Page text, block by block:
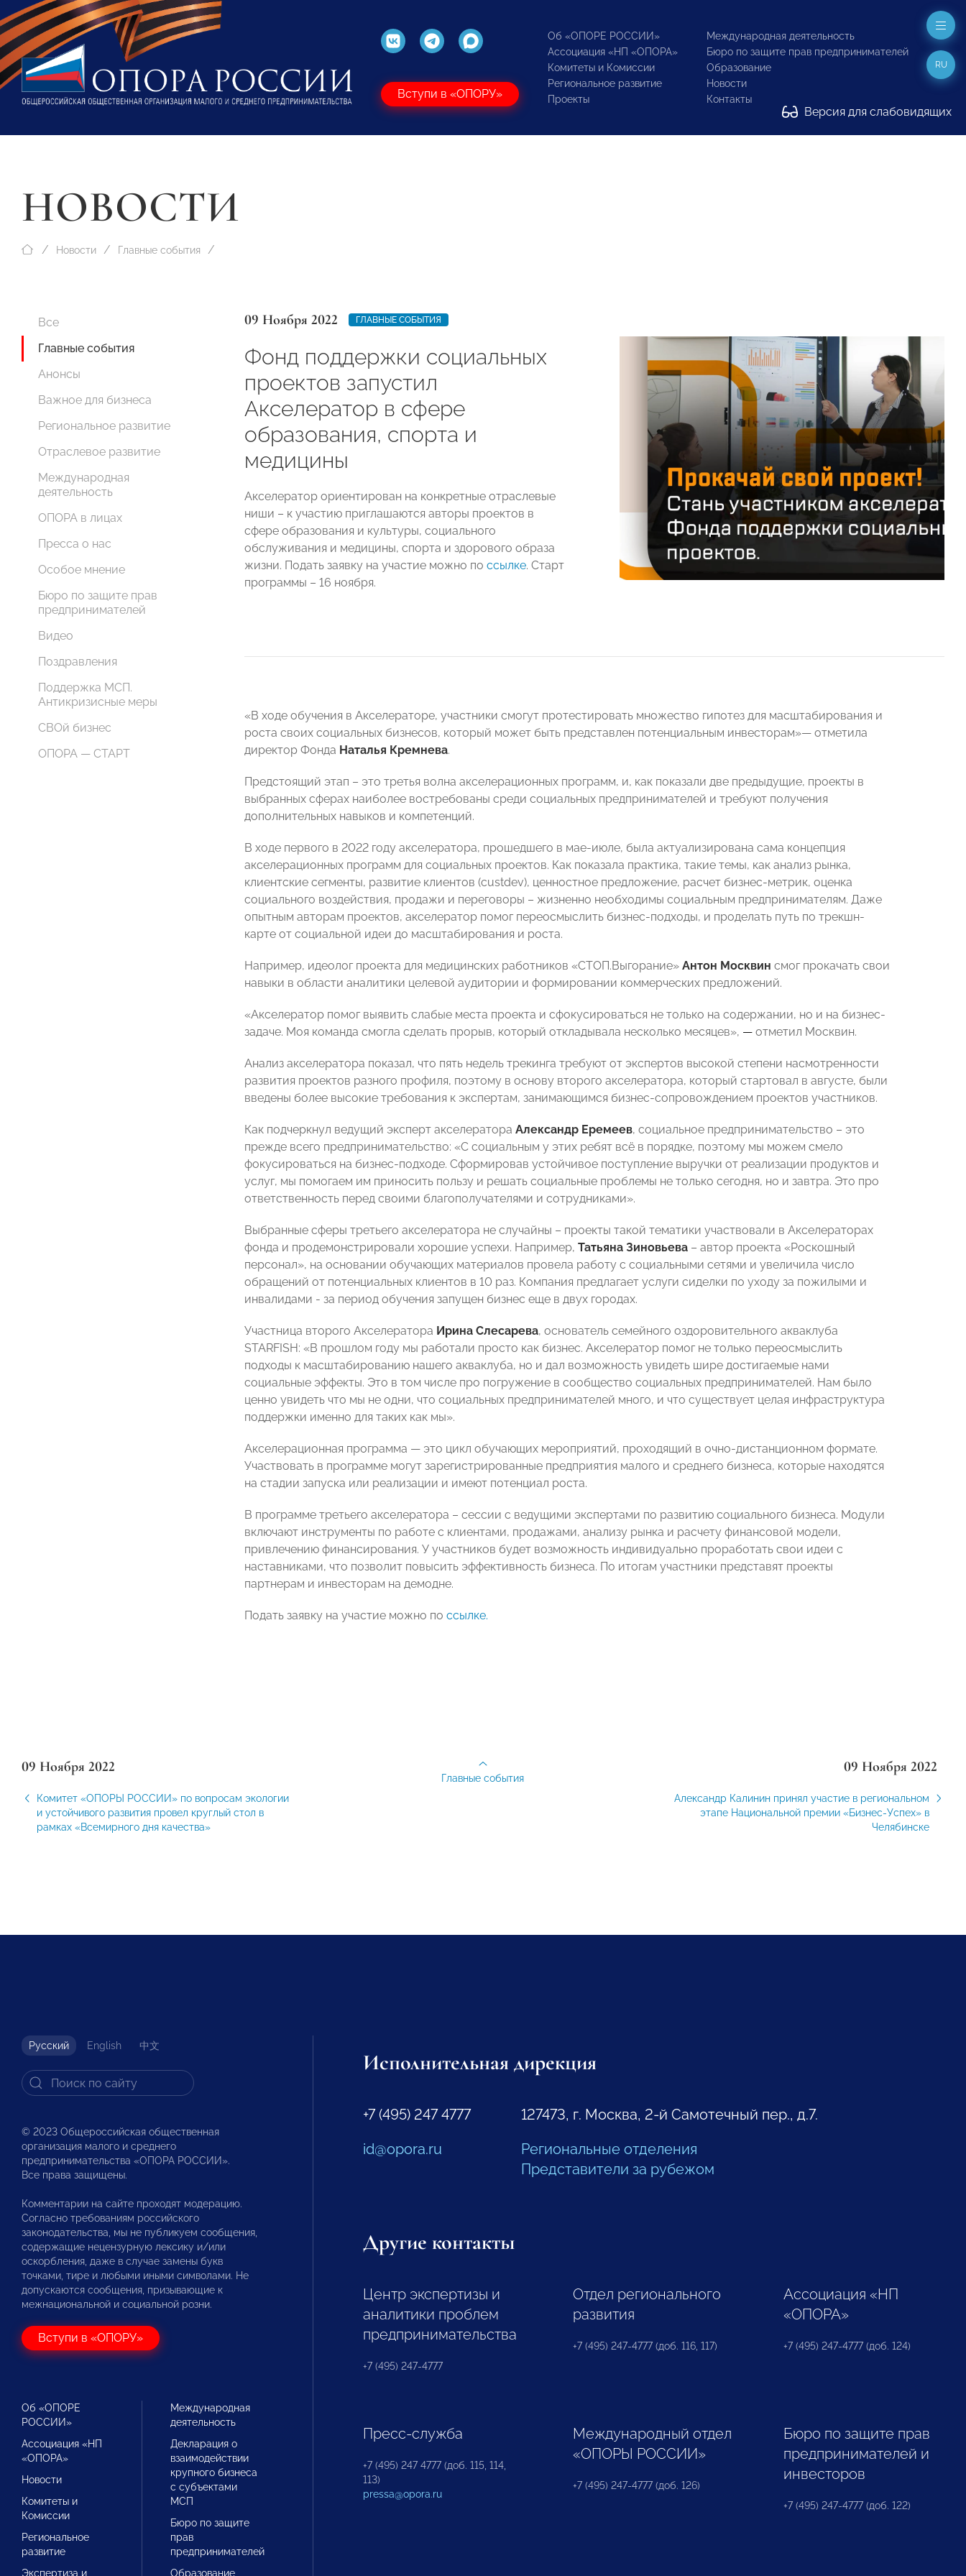
Вступи в «ОПОРУ»
Об «ОПОРЕ РОССИИ»
Ассоциация «НП «ОПОРА»
Комитеты и Комиссии
Региональное развитие
Проекты
Международная деятельность
Бюро по защите прав предпринимателей
Образование
Новости
Контакты
Версия для слабовидящих
RU
НОВОСТИ
Новости Главные события
Все
Главные события
Анонсы
Важное для бизнеса
Региональное развитие
Отраслевое развитие
Международная
деятельность
ОПОРА в лицах
Пресса о нас
Особое мнение
Бюро по защите прав
предпринимателей
Видео
Поздравления
Поддержка МСП.
Антикризисные меры
СВОй бизнес
ОПОРА — СТАРТ
09 Ноября 2022 ГЛАВНЫЕ СОБЫТИЯ
Фонд поддержки социальных
проектов запустил
Акселератор в сфере
образования, спорта и
медицины
Акселератор ориентирован на конкретные отраслевые
ниши – к участию приглашаются авторы проектов в
сфере образования и культуры, социального
обслуживания и медицины, спорта и здорового образа
жизни. Подать заявку на участие можно по ссылке. Старт
программы – 16 ноября.
«В ходе обучения в Акселераторе, участники смогут протестировать множество гипотез для масштабирования и
роста своих социальных бизнесов, который может быть представлен потенциальным инвесторам»— отметила
директор Фонда Наталья Кремнева.
Предстоящий этап – это третья волна акселерационных программ, и, как показали две предыдущие, проекты в
выбранных сферах наиболее востребованы среди социальных предпринимателей и требуют получения
дополнительных навыков и компетенций.
В ходе первого в 2022 году акселератора, прошедшего в мае-июле, была актуализирована сама концепция
акселерационных программ для социальных проектов. Как показала практика, такие темы, как анализ рынка,
клиентские сегменты, развитие клиентов (custdev), ценностное предложение, расчет бизнес-метрик, оценка
социального воздействия, продажи и переговоры – жизненно необходимы социальным предпринимателям. Даже
опытным авторам проектов, акселератор помог переосмыслить бизнес-подходы, и проделать путь по трекшн-
карте от социальной идеи до масштабирования и роста.
Например, идеолог проекта для медицинских работников «СТОП.Выгорание» Антон Москвин смог прокачать свои
навыки в области аналитики целевой аудитории и формировании коммерческих предложений.
«Акселератор помог выявить слабые места проекта и сфокусироваться не только на содержании, но и на бизнес-
задаче. Моя команда смогла сделать прорыв, который откладывала несколько месяцев», — отметил Москвин.
Анализ акселератора показал, что пять недель трекинга требуют от экспертов высокой степени насмотренности
развития проектов разного профиля, поэтому в основу второго акселератора, который стартовал в августе, были
введены более высокие требования к экспертам, занимающимся бизнес-сопровождением проектов участников.
Как подчеркнул ведущий эксперт акселератора Александр Еремеев, социальное предпринимательство – это
прежде всего предпринимательство: «С социальным у этих ребят всё в порядке, поэтому мы можем смело
фокусироваться на бизнес-подходе. Сформировав устойчивое поступление выручки от реализации продуктов и
услуг, мы помогаем им приносить пользу и решать социальные проблемы не только сегодня, но и завтра. Это про
ответственность перед своими благополучателями и сотрудниками».
Выбранные сферы третьего акселератора не случайны – проекты такой тематики участвовали в Акселераторах
фонда и продемонстрировали хорошие успехи. Например, Татьяна Зиновьева – автор проекта «Роскошный
персонал», на основании обучающих материалов провела работу с социальными сетями и увеличила число
обращений от потенциальных клиентов в 10 раз. Компания предлагает услуги сиделки по уходу за пожилыми и
инвалидами - за период обучения запущен бизнес еще в двух городах.
Участница второго Акселератора Ирина Слесарева, основатель семейного оздоровительного акваклуба
STARFISH: «В прошлом году мы работали просто как бизнес. Акселератор помог не только переосмыслить
подходы к масштабированию нашего акваклуба, но и дал возможность увидеть шире достигаемые нами
социальные эффекты. Это в том числе про погружение в сообщество социальных предпринимателей. Нам было
ценно увидеть что мы не одни, что социальных предпринимателей много, и что существует целая инфраструктура
поддержки именно для таких как мы».
Акселерационная программа — это цикл обучающих мероприятий, проходящий в очно-дистанционном формате.
Участвовать в программе могут зарегистрированные предприятия малого и среднего бизнеса, которые находятся
на стадии запуска или реализации и имеют потенциал роста.
В программе третьего акселератора – сессии с ведущими экспертами по развитию социального бизнеса. Модули
включают инструменты по работе с клиентами, продажами, анализу рынка и расчету финансовой модели,
привлечению финансирования. У участников будет возможность индивидуально проработать свои идеи с
наставниками, что позволит повысить эффективность бизнеса. По итогам участники представят проекты
партнерам и инвесторам на демодне.
Подать заявку на участие можно по ссылке.
09 Ноября 2022
Комитет «ОПОРЫ РОССИИ» по вопросам экологии
и устойчивого развития провел круглый стол в
рамках «Всемирного дня качества»
09 Ноября 2022
Александр Калинин принял участие в региональном
этапе Национальной премии «Бизнес-Успех» в
Челябинске
Главные события
Русский English 中文
© 2023 Общероссийская общественная
организация малого и среднего
предпринимательства «ОПОРА РОССИИ».
Все права защищены.
Комментарии на сайте проходят модерацию.
Согласно требованиям российского
законодательства, мы не публикуем сообщения,
содержащие нецензурную лексику и/или
оскорбления, даже в случае замены букв
точками, тире и любыми иными символами. Не
допускаются сообщения, призывающие к
межнациональной и социальной розни.
Вступи в «ОПОРУ»
Об «ОПОРЕ
РОССИИ»
Ассоциация «НП
«ОПОРА»
Новости
Комитеты и
Комиссии
Региональное
развитие
Экспертиза и
Международная
деятельность
Декларация о
взаимодействии
крупного бизнеса
с субъектами
МСП
Бюро по защите
прав
предпринимателей
Образование
Исполнительная дирекция
+7 (495) 247 4777
id@opora.ru
127473, г. Москва, 2-й Самотечный пер., д.7.
Региональные отделения
Представители за рубежом
Другие контакты
Центр экспертизы и
аналитики проблем
предпринимательства
+7 (495) 247-4777
Отдел регионального
развития
+7 (495) 247-4777 (доб. 116, 117)
Ассоциация «НП
«ОПОРА»
+7 (495) 247-4777 (доб. 124)
Пресс-служба
+7 (495) 247 4777 (доб. 115, 114,
113)
pressa@opora.ru
Международный отдел
«ОПОРЫ РОССИИ»
+7 (495) 247-4777 (доб. 126)
Бюро по защите прав
предпринимателей и
инвесторов
+7 (495) 247-4777 (доб. 122)